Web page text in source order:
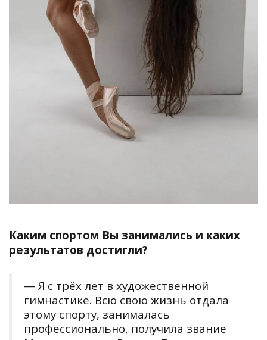
Каким спортом Вы занимались и каких
результатов достигли?
— Я с трёх лет в художественной
гимнастике. Всю свою жизнь отдала
этому спорту, занималась
профессионально, получила звание